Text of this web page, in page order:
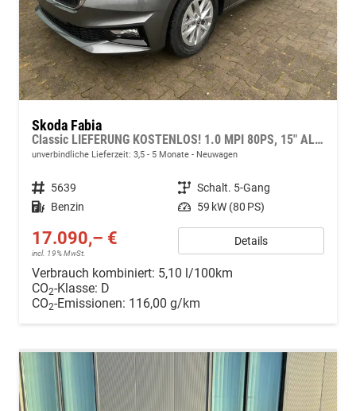
Skoda Fabia
Classic LIEFERUNG KOSTENLOS! 1.0 MPI 80PS, 15" ALU, LED-Scheinwerfer, M-Lederlenkrad, Nebelscheinwerfer, Parksensoren vorn + hinten, Rückfahrkamera, Sitzheizung, Tempomat, Klimaanlage, Infotainment 8"+Wireless SmartLink, Fußmatten, Mittelarmlehne vorne
unverbindliche Lieferzeit: 3,5 - 5 Monate Neuwagen
Fahrzeugnr. 5639 Getriebe Schalt. 5-Gang
Kraftstoff Benzin Leistung 59 kW (80 PS)
17.090,– €
incl. 19% MwSt.
Details
Verbrauch kombiniert: 5,10 l/100km
CO2-Klasse: D
CO2-Emissionen: 116,00 g/km